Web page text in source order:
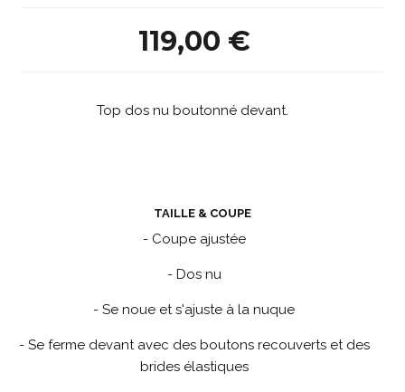
119,00 €
Top dos nu boutonné devant.
TAILLE & COUPE
- Coupe ajustée
- Dos nu
- Se noue et s'ajuste à la nuque
- Se ferme devant avec des boutons recouverts et des
brides élastiques